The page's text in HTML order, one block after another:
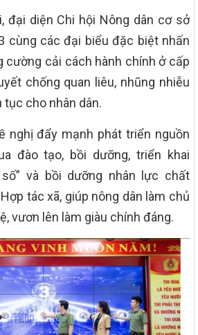
đại diện Chi hội Nông dân cơ sở
cùng các đại biểu đặc biệt nhấn
cường cải cách hành chính ở cấp
chống quan liêu, nhũng nhiễu
cho nhân dân.
nghị đẩy mạnh phát triển nguồn
đào tạo, bồi dưỡng, triển khai
và bồi dưỡng nhân lực chất
tác xã, giúp nông dân làm chủ
vươn lên làm giàu chính đáng.